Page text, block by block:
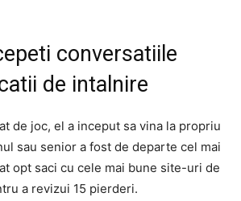
conversatiile
de intalnire
de joc, el a inceput sa vina la propriu
sau senior a fost de departe cel mai
opt ​​saci cu cele mai bune site-uri de
a revizui 15 pierderi.